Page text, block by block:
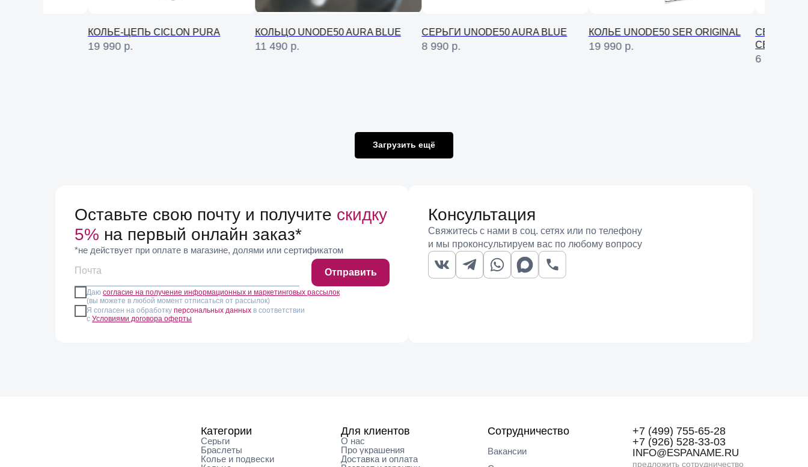
КОЛЬЕ-ЦЕПЬ CICLON PURA КОЛЬЦО UNODE50 AURA BLUE СЕРЬГИ UNODE50 AURA BLUE КОЛЬЕ UNODE50 SER ORIGINAL
СЕРЬГИ CICLON
Загрузить ещё
Оставьте свою почту и получите скидку
5% на первый онлайн заказ*
*не действует при оплате в магазине, долями или сертификатом
Даю согласие на получение информационных и маркетинговых рассылок
(вы можете в любой момент отписаться от рассылок)
Я согласен на обработку персональных данных в соответствии
с Условиями договора оферты
Отправить
Консультация
Свяжитесь с нами в соц. сетях или по телефону
и мы проконсультируем вас по любому вопросу
Категории
Серьги
Браслеты
Колье и подвески
Для клиентов
О нас
Про украшения
Доставка и оплата
Сотрудничество
Вакансии
+7 (499) 755-65-28
+7 (926) 528-33-03
INFO@ESPANAME.RU
предложить сотрудничество